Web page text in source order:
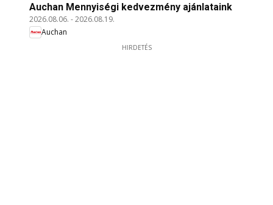
Auchan Mennyiségi kedvezmény ajánlataink
2026.08.06. -2026.08.19.
Auchan
HIRDETÉS